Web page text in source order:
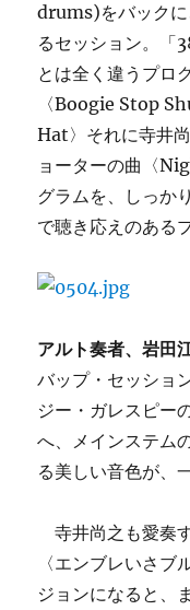
drums)をバックに
るセッション。「
とは全く違うプロ
〈Boogie Stop
Hat〉それに寺井
ョーターの曲〈
グラムを、しっか
で聴き応えのある
アルト奏者、岩田
バップ・セッショ
ジー・ガレスピー
へ、メインステム
る美しい音色が、
寺井尚之も愛奏
〈エンブレいさ
ジョンになると、